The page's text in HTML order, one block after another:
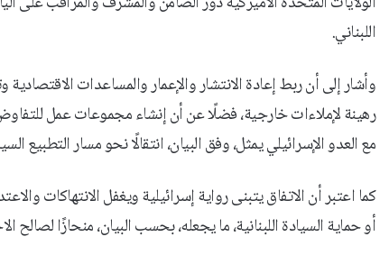
اللبناني.
وأشار إلى أن ربط إعادة الانتشار والإعمار والمساعدات
رهينة لإملاءات خارجية، فضلًا عن أن إنشاء مجموعات عمل
مع العدو الإسرائيلي يمثل، وفق البيان، انتقالًا نحو مسار التطبيع
كما اعتبر أن الاتفاق يتبنى رواية إسرائيلية ويغفل الانتهاكات
أو حماية السيادة اللبنانية، ما يجعله، بحسب البيان، منحازًا لصالح